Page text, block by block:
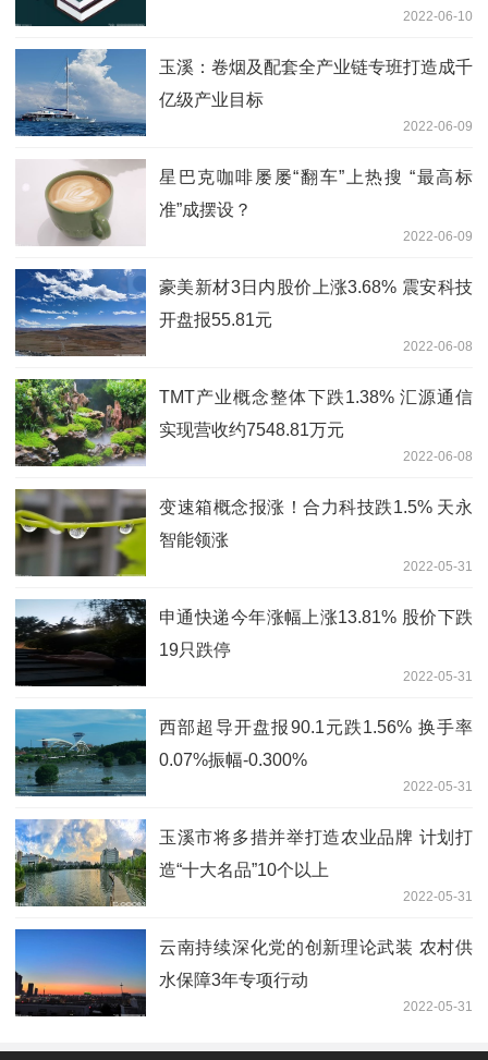
2022-06-10
玉溪：卷烟及配套全产业链专班打造成千
亿级产业目标
2022-06-09
星巴克咖啡屡屡“翻车”上热搜 “最高标
准”成摆设？
2022-06-09
豪美新材3日内股价上涨3.68% 震安科技
开盘报55.81元
2022-06-08
TMT产业概念整体下跌1.38% 汇源通信
实现营收约7548.81万元
2022-06-08
变速箱概念报涨！合力科技跌1.5% 天永
智能领涨
2022-05-31
申通快递今年涨幅上涨13.81% 股价下跌
19只跌停
2022-05-31
西部超导开盘报90.1元跌1.56% 换手率
0.07%振幅-0.300%
2022-05-31
玉溪市将多措并举打造农业品牌 计划打
造“十大名品”10个以上
2022-05-31
云南持续深化党的创新理论武装 农村供
水保障3年专项行动
2022-05-31